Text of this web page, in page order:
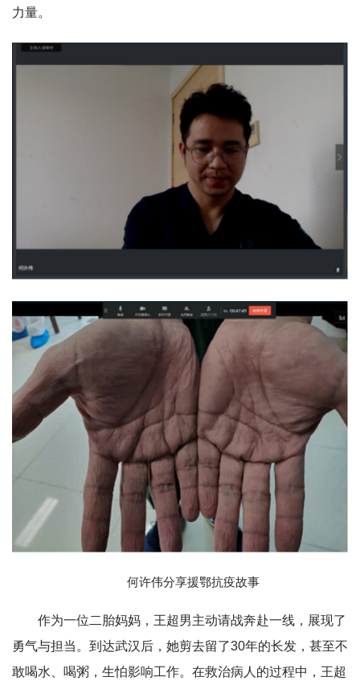
力量。
何许伟分享援鄂抗疫故事
作为一位二胎妈妈，王超男主动请战奔赴一线，展现了
勇气与担当。到达武汉后，她剪去留了30年的长发，甚至不
敢喝水、喝粥，生怕影响工作。在救治病人的过程中，王超